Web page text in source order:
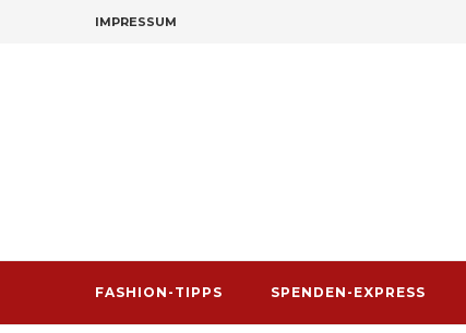
IMPRESSUM
FASHION-TIPPS SPENDEN-EXPRESS